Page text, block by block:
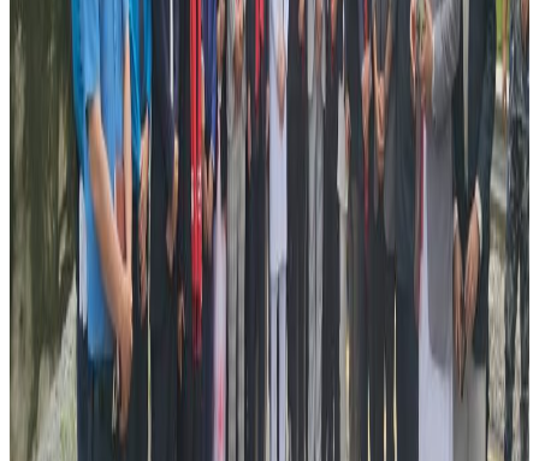
विकास देवकोटाले नेपालट्युब अस्ट्रेलियासँग कुरा गर्दै हटौंडाको
परिक्षण पोजेटिभ देखिएको र जनस्वास्थ्य प्रयोगशालाबाट आउने
नतिजा पछि पत्रकार सम्मेला मार्फत जानकारी गराइने बताए ।
शनिबारसम्म ४४ सय २६ को कोरोना जाँच गरिएकोमा प्रादेशिक
प्रयोगशाला र र्यापिड टेस्टसँगै परिक्षणको दायरा बढ्ने अपेक्षा
राखिएको छ । टेकुस्थित राष्ट्रिय जनस्वास्थ्य प्रयोगशालामा मात्रै
शनिबारसमम ३३ सय ९२ को कोरोना परिक्षण गरिएको छ ।
यस वेवसाइटमा प्रकाशित समाचार, विचार र लेखबारे तपाईंको कुनै
प्रतिक्रिया, गुनासो, सुझाव र सल्लाह छन् भने कृपया हामीलाई निम्न ईमेलमा
पठाउनुहोला । तपाईंको सहयोगले हामीलाई निष्पक्ष र तटस्थ पत्रकारिता गर्न
टेवा पुग्नेछ । सम्पर्क इमेल :
info@nepaltube.com.au